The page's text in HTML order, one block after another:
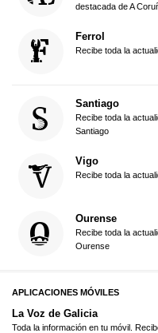
destacada de A
Ferrol
Recibe toda la
Santiago
Recibe toda la
Santiago
Vigo
Recibe toda la
Ourense
Recibe toda la
Ourense
APLICACIONES MÓVILES
La Voz de Galicia
Toda la información en tu móvil.